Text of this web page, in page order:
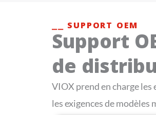
⎯⎯ SUPPORT OEM
Support
de
VIOX prend en charge
les exigences de